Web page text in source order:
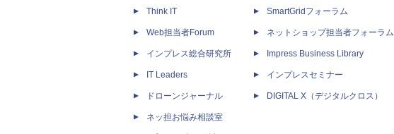
Think IT
Web担当者Forum
インプレス総合研究所
IT Leaders
ドローンジャーナル
ネッ担お悩み相談室
SmartGridフォーラム
ネットショップ担当者フォーラム
Impress Business Library
インプレスセミナー
DIGITAL X（デジタルクロス）